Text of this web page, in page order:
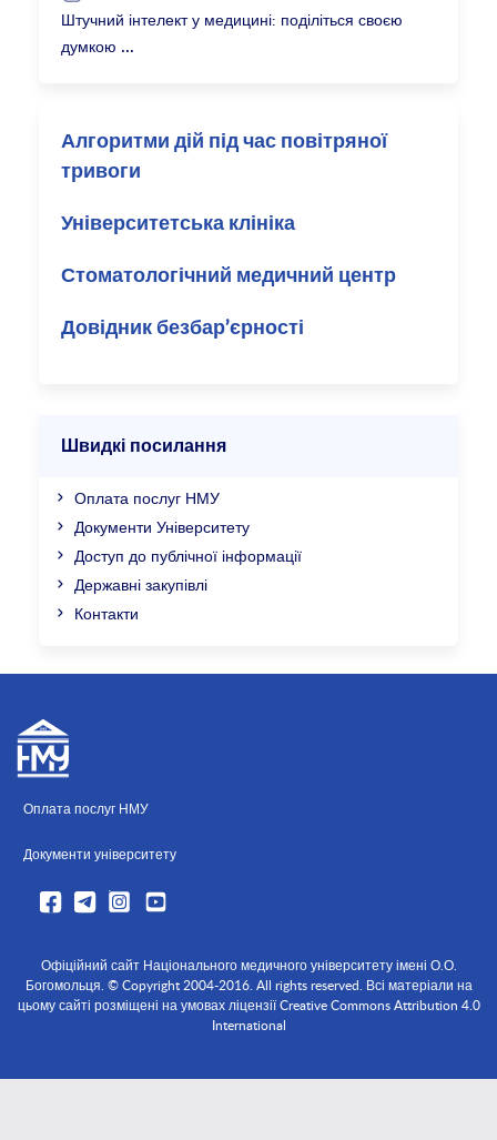
Штучний інтелект у медицині: поділіться своєю
думкою
Алгоритми дій під час повітряної
тривоги
Університетська клініка
Стоматологічний медичний центр
Довідник безбар’єрності
Швидкі посилання
Оплата послуг НМУ
Документи Університету
Доступ до публічної інформації
Державні закупівлі
Контакти
Оплата послуг НМУ
Документи університету
Офіційний сайт Національного медичного університету імені О.О.
Богомольця. © Copyright 2004-2016. All rights reserved. Всі матеріали на
цьому сайті розміщені на умовах ліцензії Creative Commons Attribution 4.0
International